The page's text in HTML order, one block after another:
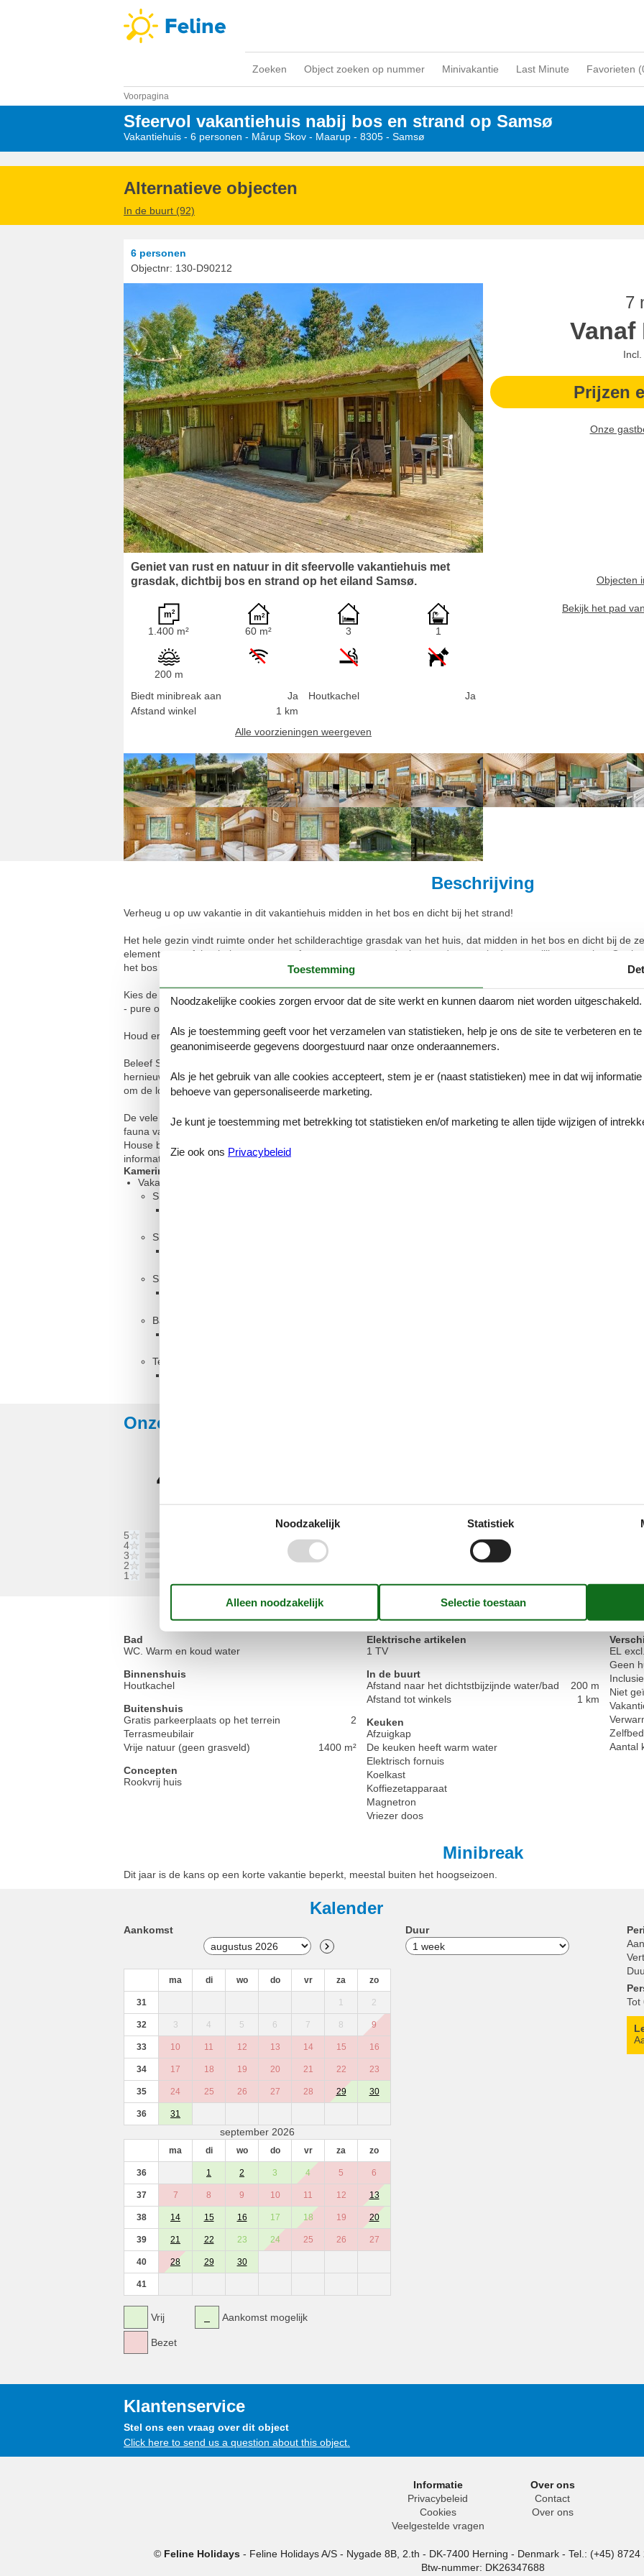
Zoeken Object zoeken op nummer Minivakantie Last Minute Favorieten (
Voorpagina
Sfeervol vakantiehuis nabij bos en strand op Samsø
Vakantiehuis - 6 personen - Mårup Skov - Maarup - 8305 - Samsø
Alternatieve objecten
In de buurt (92)
6 personen
Objectnr: 130-D90212
7
Vanaf
Prijzen
Onze
Geniet van rust en natuur in dit sfeervolle vakantiehuis met
grasdak, dichtbij bos en strand op het eiland Samsø.
1.400 m² 60 m² 3 1
200 m
Biedt minibreak aan
Ja
Afstand winkel
1 km
Houtkachel Ja
Alle voorzieningen weergeven
Objecten
Bekijk het pad
Beschrijving
Verheug u op uw vakantie in dit vakantiehuis midden in het bos en dicht bij het strand!
Het hele gezin vindt ruimte onder het schilderachtige grasdak van het huis, dat midden in het bos en dicht bij de
elementen geeft het huis een warme sfeer en zorgt ervoor dat het goed opgaat in de natuurlijke omgeving.
het bos door de vele ramen, waardoor u hier gemakkelijk tot rust kunt komen.
Kies de perfecte plek op het ruime terras afhankelijk van het tijdstip van de dag en de stand van de zon, sluit uw
- pure ontspanning! Ook een korte verfrissing in zee staat niets in de weg, het is slechts een paar stappen naar het
Houd er rekening mee dat barbecuen in het bosgebied van Mårup Skov niet is toegestaan.
Beleef Samsø met al uw zintuigen! Ontdek dit veelzijdige Deense eiland, dat niet alleen een rustig, groen
hernieuwbare energie uit zon, wind en biomassa. Daarnaast verleidt het eiland met tal van culinaire
om de lokale lekkernijen te proeven is de brouwerij die u aan de rand van Nordby vindt.
De vele activiteiten van het Noordereiland liggen binnen handbereik. Bezoek bijvoorbeeld het Samsø Labyrint
fauna van het eiland, dat zowel volwassenen als kinderen in vervoering brengt en beschouwd wordt als het
House bij de kerk in Nordby is ook een culturele attractie binnen handbereik. De tentoonstelling in het oude
informatie over de geschiedenis van het eiland.
Kamerindeling
Vakantiewoning
Slaapkamer, 2 personen
Slaapkamer, 2 personen
Slaapkamer, 2 personen
Badkamer
Terras
Onze gastbeoordelingen
4,0
Laatste waardering van 14-9-2025
5
4
3
2
1
Voorzieningen
Bad
WC. Warm en koud water
Binnenshuis
Houtkachel
Buitenshuis
Gratis parkeerplaats op het terrein
2
Terrasmeubilair
Vrije natuur (geen grasveld)
1400 m²
Concepten
Rookvrij huis
Elektrische artikelen
1 TV
In de buurt
Afstand naar het dichtstbijzijnde water/bad
200 m
Afstand tot winkels
1 km
Keuken
Afzuigkap
De keuken heeft warm water
Elektrisch fornuis
Koelkast
Koffiezetapparaat
Magnetron
Vriezer doos
EL excl.
Geen
Niet
Aantal
Minibreak
Dit jaar is de kans op een korte vakantie beperkt, meestal buiten het hoogseizoen.
Kalender
Aankomst
ma di wo do vr za zo
31 1 2
32 3 4 5 6 7 8 9
33 10 11 12 13 14 15 16
34 17 18 19 20 21 22 23
35 24 25 26 27 28 29 30
36 31
september 2026
ma di wo do vr za zo
36 1 2 3 4 5 6
37 7 8 9 10 11 12 13
38 14 15 16 17 18 19 20
39 21 22 23 24 25 26 27
40 28 29 30
41
Vrij
Bezet
Aankomst mogelijk
Duur
Tot
Klantenservice
Stel ons een vraag over dit object
Click here to send us a question about this object.
Informatie
Privacybeleid
Cookies
Veelgestelde vragen
Over ons
Contact
Over ons
© Feline Holidays- Feline Holidays A/S- Nygade 8B, 2.th - DK-7400 Herning - Denmark - Tel.: (+45) 8724
Btw-nummer: DK26347688
Toestemming
Noodzakelijke cookies zorgen ervoor dat de site werkt en kunnen daarom niet worden uitgeschakeld.
Als je toestemming geeft voor het verzamelen van statistieken, help je ons de site te verbeteren en
geanonimiseerde gegevens doorgestuurd naar onze onderaannemers.
Als je het gebruik van alle cookies accepteert, stem je er (naast statistieken) mee in dat wij
behoeve van gepersonaliseerde marketing.
Je kunt je toestemming met betrekking tot statistieken en/of marketing te allen tijde wijzigen of
Zie ook ons Privacybeleid
Noodzakelijk Statistiek